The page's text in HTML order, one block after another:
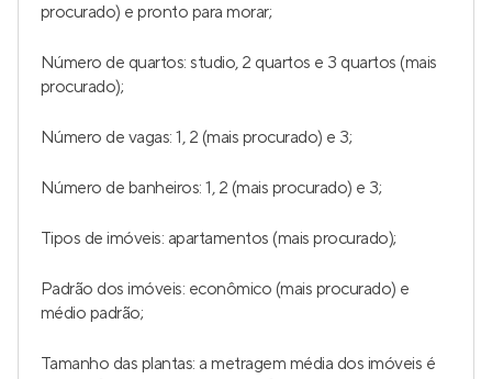
procurado) e pronto para morar;
Número de quartos: studio, 2 quartos e 3 quartos (mais
procurado);
Número de vagas: 1, 2 (mais procurado) e 3;
Número de banheiros: 1, 2 (mais procurado) e 3;
Tipos de imóveis: apartamentos (mais procurado);
Padrão dos imóveis: econômico (mais procurado) e
médio padrão;
Tamanho das plantas: a metragem média dos imóveis é